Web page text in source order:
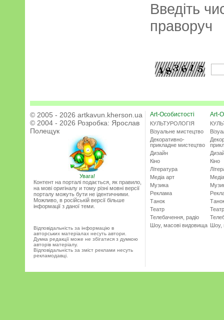
Введіть
праворуч
© 2005 - 2026 artkavun.kherson.ua
© 2004 - 2026 Розробка: Ярослав
Полещук
Увага!
Контент на порталі подається, як правило,
на мові оригіналу и тому різні мовні версії
порталу можуть бути не ідентичними.
Можливо, в російській версії більше
інформації з даної теми.
Відповідальність за інформацію в
авторських матеріалах несуть автори.
Думка редакції може не збігатися з думкою
авторів матеріалу.
Відповідальність за зміст реклами несуть
рекламодавці.
Art-Особистості
КУЛЬТУРОЛОГІЯ
Візуальне мистецтво
Декоративно-
прикладне мистецтво
Дизайн
Кіно
Література
Медіа арт
Музика
Реклама
Танок
Театр
Телебачення, радіо
Шоу, масові видовища
Art-
Кіно
Театр
Шоу,